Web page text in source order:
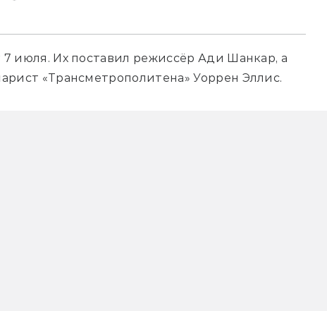
июля. Их поставил режиссёр Ади Шанкар, а
«Трансметрополитена» Уоррен Эллис.